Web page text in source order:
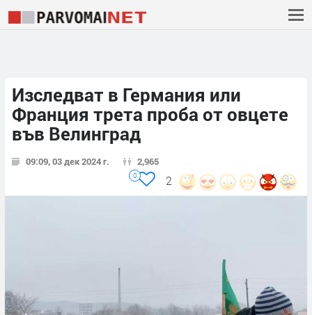
Изследват в Германия или
Франция трета проба от овцете
във Велинград
09:09, 03 дек 2024 г. 2,965
2
0